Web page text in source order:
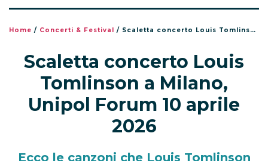
Home / Concerti & Festival / Scaletta concerto Louis Tomlinson a Milano, Unipol Forum 10 aprile 2026
Scaletta concerto Louis
Tomlinson a Milano,
Unipol Forum 10 aprile
2026
Ecco le canzoni che Louis Tomlinson